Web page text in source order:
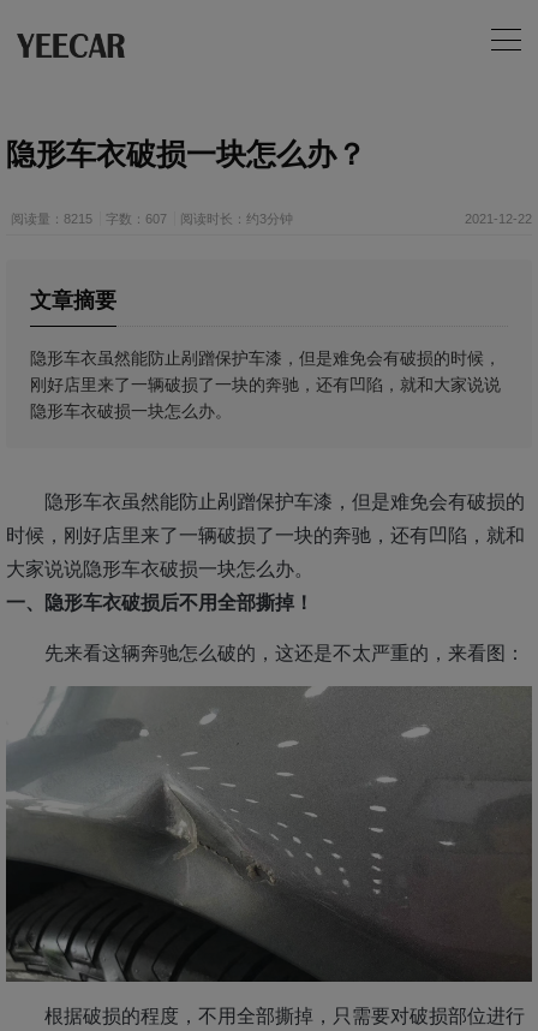
隐形车衣破损一块怎么办？
阅读量：8215 字数：607 阅读时长：约3分钟 2021-12-22
文章摘要
隐形车衣虽然能防止剐蹭保护车漆，但是难免会有破损的时候，
刚好店里来了一辆破损了一块的奔驰，还有凹陷，就和大家说说
隐形车衣破损一块怎么办。
隐形车衣虽然能防止剐蹭保护车漆，但是难免会有破损的
时候，刚好店里来了一辆破损了一块的奔驰，还有凹陷，就和
大家说说隐形车衣破损一块怎么办。
一、隐形车衣破损后不用全部撕掉！
先来看这辆奔驰怎么破的，这还是不太严重的，来看图：
根据破损的程度，不用全部撕掉，只需要对破损部位进行